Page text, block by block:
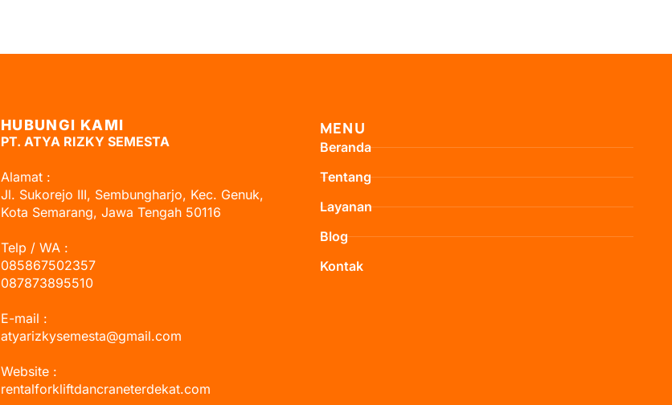
HUBUNGI KAMI
PT. ATYA RIZKY SEMESTA
Alamat :
Jl. Sukorejo III, Sembungharjo, Kec. Genuk,
Kota Semarang, Jawa Tengah 50116
Telp / WA :
085867502357
087873895510
E-mail :
atyarizkysemesta@gmail.com
Website :
rentalforkliftdancraneterdekat.com
MENU
Beranda
Tentang
Layanan
Blog
Kontak